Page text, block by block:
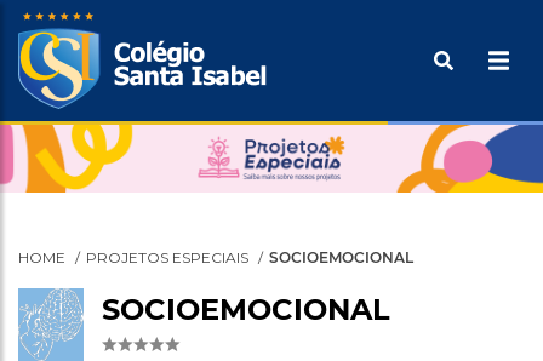
principal
Tecle ENTER para efetuar a pesquisa
HOME PROJETOS ESPECIAIS SOCIOEMOCIONAL
SOCIOEMOCIONAL